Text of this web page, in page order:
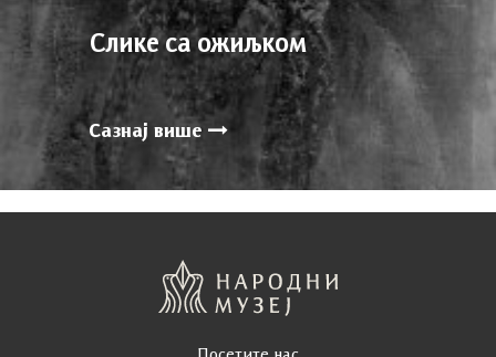
Слике са ожиљком
Сазнај више